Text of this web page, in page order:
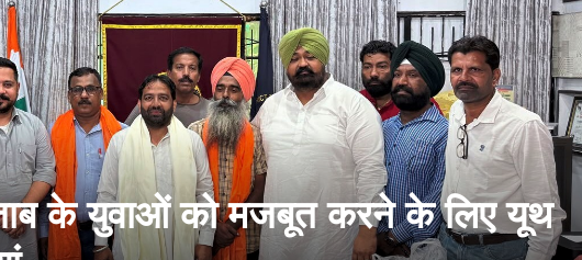
के युवाओं को मजबूत करने के लिए यूथ